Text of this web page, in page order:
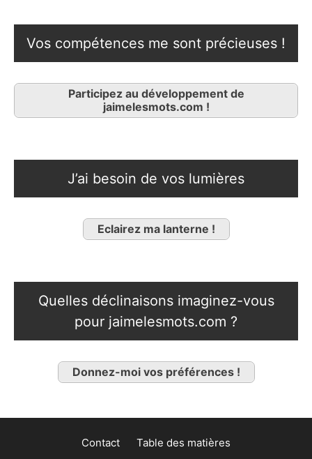
Vos compétences me sont précieuses !
Participez au développement de
jaimelesmots.com !
J’ai besoin de vos lumières
Eclairez ma lanterne !
Quelles déclinaisons imaginez-vous
pour jaimelesmots.com ?
Donnez-moi vos préférences !
Contact Table des matières